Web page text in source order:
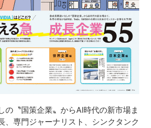
の〝国策企業〟からAI時代の新市場ま
、専門ジャーナリスト、シンクタンク